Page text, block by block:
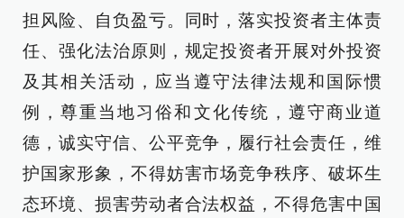
担风险、自负盈亏。同时，落实投资者主体责
任、强化法治原则，规定投资者开展对外投资
及其相关活动，应当遵守法律法规和国际惯
例，尊重当地习俗和文化传统，遵守商业道
德，诚实守信、公平竞争，履行社会责任，维
护国家形象，不得妨害市场竞争秩序、破坏生
态环境、损害劳动者合法权益，不得危害中国